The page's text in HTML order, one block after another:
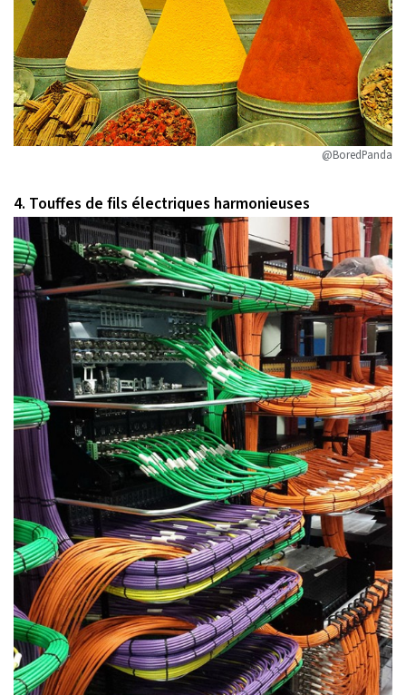
@BoredPanda
4. Touffes de fils électriques harmonieuses